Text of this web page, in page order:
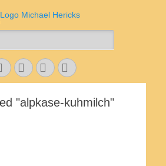
Käsepezialitäten
E-
Mail
WebsiteTelefon
"alpkase-kuhmilch"